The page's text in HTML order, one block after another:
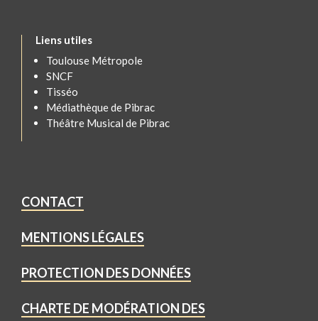
Liens utiles
Toulouse Métropole
SNCF
Tisséo
Médiathèque de Pibrac
Théâtre Musical de Pibrac
CONTACT
MENTIONS LÉGALES
PROTECTION DES DONNÉES
CHARTE DE MODÉRATION DES